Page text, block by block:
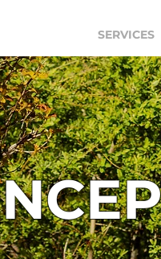
SERVICES